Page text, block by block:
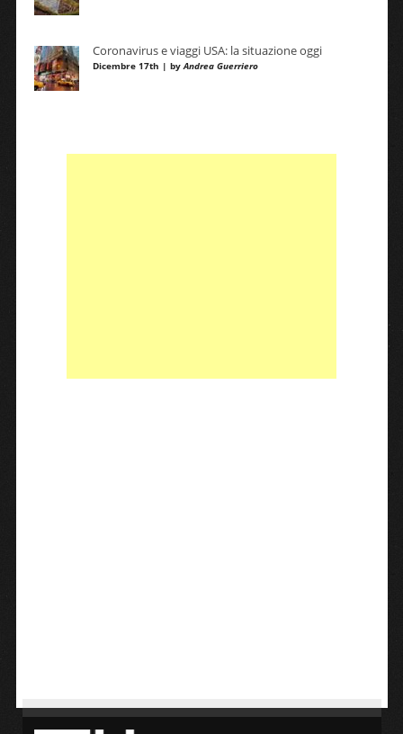
Coronavirus e viaggi USA: la situazione oggi
Dicembre 17th | byAndrea Guerriero